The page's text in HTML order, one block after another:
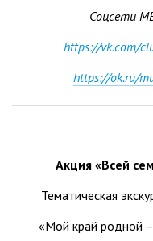
Соцсети
https://vk.com/
https://ok.ru/
Акция «Всей
Тематическая
«Мой край родной